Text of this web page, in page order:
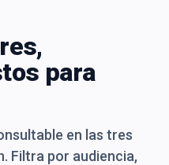
para
en las tres
Filtra por audiencia,